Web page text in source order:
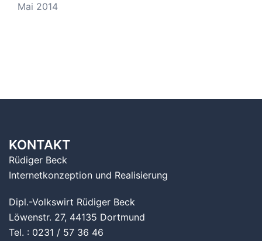
Mai 2014
KONTAKT
Rüdiger Beck
Internetkonzeption und Realisierung
Dipl.-Volkswirt Rüdiger Beck
Löwenstr. 27, 44135 Dortmund
Tel. : 0231 / 57 36 46